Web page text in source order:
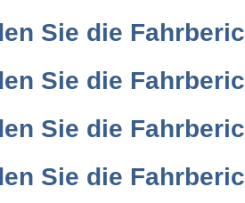
Sie die
Sie die
Sie die
Sie die